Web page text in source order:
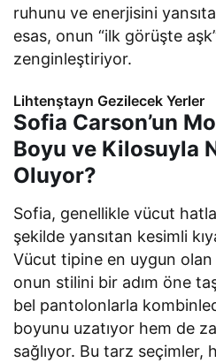
ruhunu ve enerjisini
esas, onun “ilk görüşte aşk”
zenginleştiriyor.
Lihtenştayn Gezilecek Yerler
Sofia Carson’un
Boyu ve Kilosuyla
Oluyor?
Sofia, genellikle vücut
şekilde yansıtan kesimli
Vücut tipine en uygun
onun stilini bir adım öne
bel pantolonlarla
boyunu uzatıyor hem de
sağlıyor. Bu tarz seçimler,